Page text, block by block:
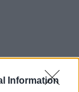
Information